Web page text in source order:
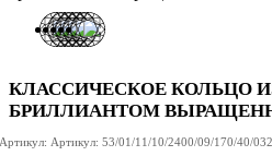
КЛАССИЧЕСКОЕ КОЛЬЦО
БРИЛЛИАНТОМ
Артикул: Артикул: 53/01/11/10/2400/09/170/40/